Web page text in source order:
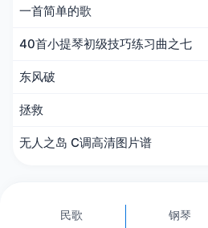
一首简单的歌
40首小提琴初级技巧练习曲之七
东风破
拯救
无人之岛 C调高清图片谱
民歌 钢琴